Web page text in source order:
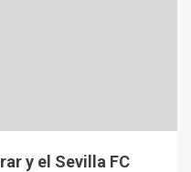
y el Sevilla FC